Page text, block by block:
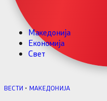
Македонија
Економија
Свет
ВЕСТИ • МАКЕДОНИЈА